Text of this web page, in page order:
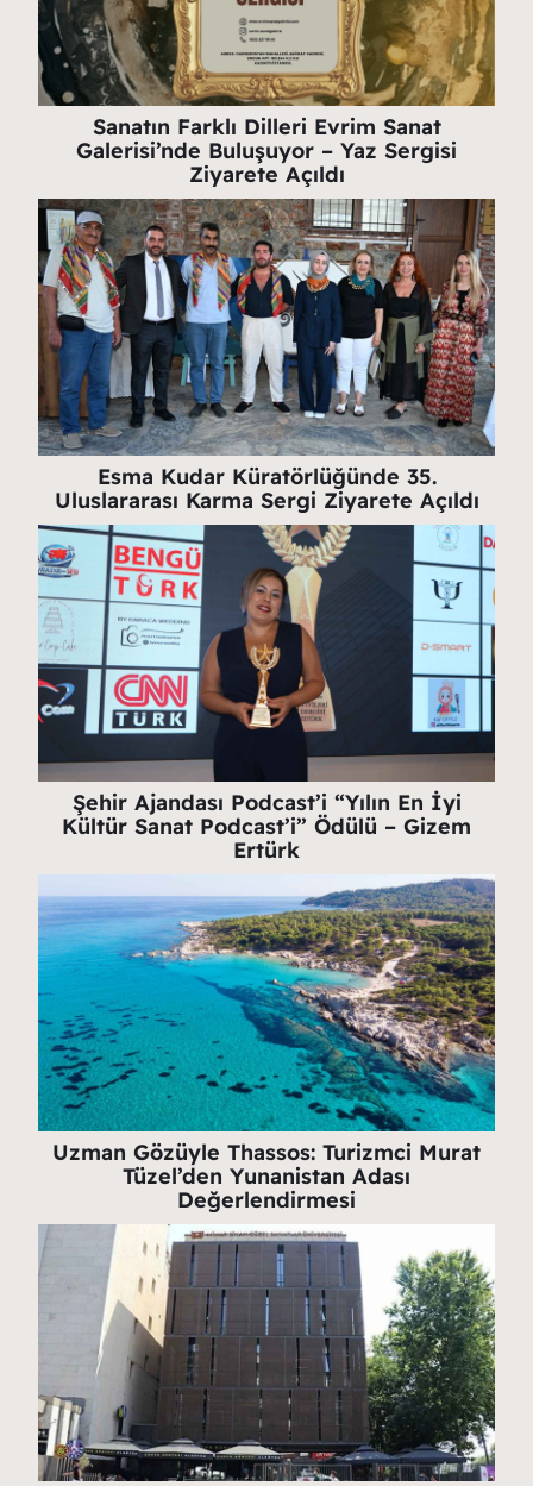
Sanatın Farklı Dilleri Evrim Sanat
Galerisi’nde Buluşuyor – Yaz Sergisi
Ziyarete Açıldı
Esma Kudar Küratörlüğünde 35.
Uluslararası Karma Sergi Ziyarete Açıldı
Şehir Ajandası Podcast’i “Yılın En İyi
Kültür Sanat Podcast’i” Ödülü – Gizem
Ertürk
Uzman Gözüyle Thassos: Turizmci Murat
Tüzel’den Yunanistan Adası
Değerlendirmesi